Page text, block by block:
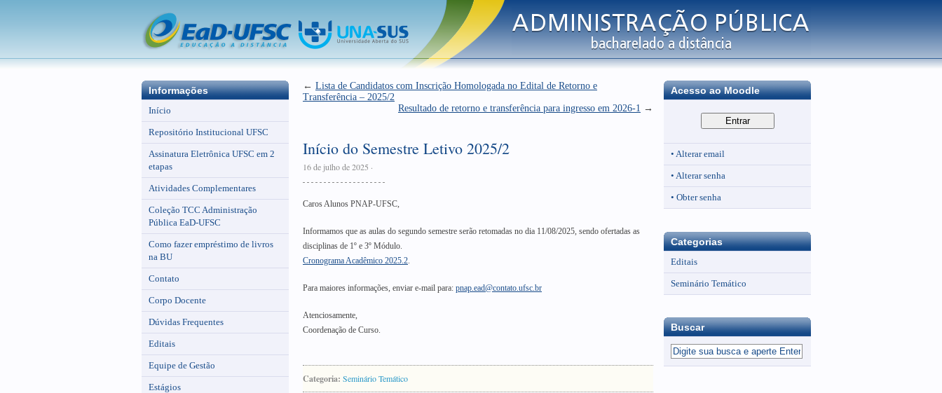
Informações
Início
Repositório Institucional UFSC
Assinatura Eletrônica UFSC em 2
etapas
Atividades Complementares
Coleção TCC Administração
Pública EaD-UFSC
Como fazer empréstimo de livros
na BU
Contato
Corpo Docente
Dúvidas Frequentes
Editais
Equipe de Gestão
Estágios
← Lista de Candidatos com Inscrição Homologada no Edital de Retorno e
Transferência – 2025/2
Resultado de retorno e transferência para ingresso em 2026-1 →
Início do Semestre Letivo 2025/2
16 de julho de 2025 ·
Caros Alunos PNAP-UFSC,
Informamos que as aulas do segundo semestre serão retomadas no dia 11/08/2025, sendo ofertadas as
disciplinas de 1º e 3º Módulo.
Cronograma Acadêmico 2025.2.
Para maiores informações, enviar e-mail para: pnap.ead@contato.ufsc.br
Atenciosamente,
Coordenação de Curso.
Categoria: Seminário Temático
Acesso ao Moodle
• Alterar email
• Alterar senha
• Obter senha
Categorias
Editais
Seminário Temático
Buscar